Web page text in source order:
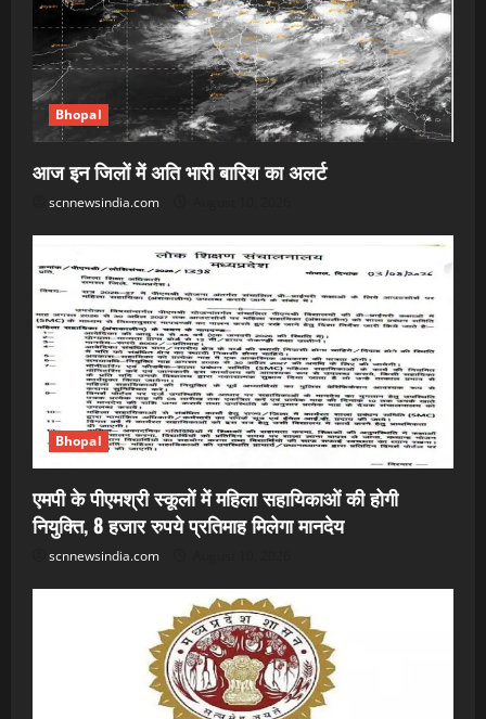
Bhopal
आज इन जिलों में अति भारी बारिश का अलर्ट
scnnewsindia.com
Bhopal
एमपी के पीएमश्री स्कूलों में महिला सहायिकाओं की होगी
नियुक्ति, 8 हजार रुपये प्रतिमाह मिलेगा मानदेय
scnnewsindia.com